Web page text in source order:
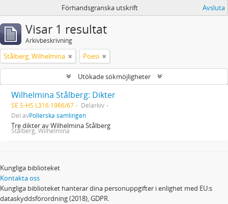
Förhandsgranska utskrift Avsluta
Visar 1 resultat
Arkivbeskrivning
Stålberg, Wilhelmina Poesi
Utökade sökmöjligheter
Wilhelmina Stålberg: Dikter
SE S-HS L316:1966/67
Delarkiv
Del avPollerska samlingen
Tre dikter av Wilhelmina Stålberg
Stålberg, Wilhelmina
Kungliga biblioteket
Kontakta oss
Kungliga biblioteket hanterar dina personuppgifter i enlighet med EU:s
dataskyddsförordning (2018), GDPR.